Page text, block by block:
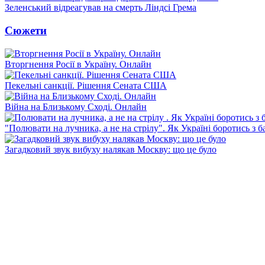
Зеленський відреагував на смерть Ліндсі Грема
Сюжети
Вторгнення Росії в Україну. Онлайн
Пекельні санкції. Рішення Сената США
Війна на Близькому Сході. Онлайн
"Полювати на лучника, а не на стрілу". Як Україні боротись з
Загадковий звук вибуху налякав Москву: що це було